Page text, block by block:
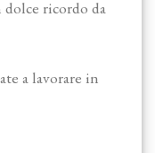
ricordo da
a lavorare in